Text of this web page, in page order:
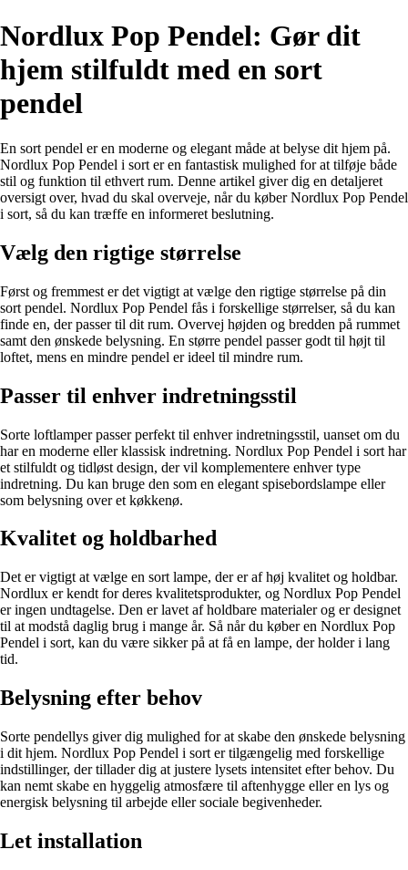
Nordlux Pop Pendel: Gør dit
hjem stilfuldt med en sort
pendel
En sort pendel er en moderne og elegant måde at belyse dit hjem på.
Nordlux Pop Pendel i sort er en fantastisk mulighed for at tilføje både
stil og funktion til ethvert rum. Denne artikel giver dig en detaljeret
oversigt over, hvad du skal overveje, når du køber Nordlux Pop Pendel
i sort, så du kan træffe en informeret beslutning.
Vælg den rigtige størrelse
Først og fremmest er det vigtigt at vælge den rigtige størrelse på din
sort pendel. Nordlux Pop Pendel fås i forskellige størrelser, så du kan
finde en, der passer til dit rum. Overvej højden og bredden på rummet
samt den ønskede belysning. En større pendel passer godt til højt til
loftet, mens en mindre pendel er ideel til mindre rum.
Passer til enhver indretningsstil
Sorte loftlamper passer perfekt til enhver indretningsstil, uanset om du
har en moderne eller klassisk indretning. Nordlux Pop Pendel i sort har
et stilfuldt og tidløst design, der vil komplementere enhver type
indretning. Du kan bruge den som en elegant spisebordslampe eller
som belysning over et køkkenø.
Kvalitet og holdbarhed
Det er vigtigt at vælge en sort lampe, der er af høj kvalitet og holdbar.
Nordlux er kendt for deres kvalitetsprodukter, og Nordlux Pop Pendel
er ingen undtagelse. Den er lavet af holdbare materialer og er designet
til at modstå daglig brug i mange år. Så når du køber en Nordlux Pop
Pendel i sort, kan du være sikker på at få en lampe, der holder i lang
tid.
Belysning efter behov
Sorte pendellys giver dig mulighed for at skabe den ønskede belysning
i dit hjem. Nordlux Pop Pendel i sort er tilgængelig med forskellige
indstillinger, der tillader dig at justere lysets intensitet efter behov. Du
kan nemt skabe en hyggelig atmosfære til aftenhygge eller en lys og
energisk belysning til arbejde eller sociale begivenheder.
Let installation